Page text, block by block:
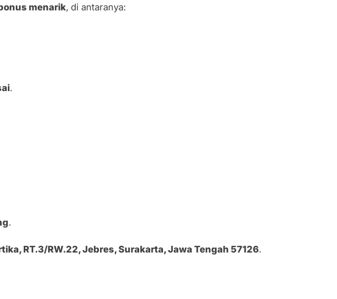
menarik, di antaranya:
.
.
RT.3/RW.22, Jebres, Surakarta, Jawa Tengah 57126.